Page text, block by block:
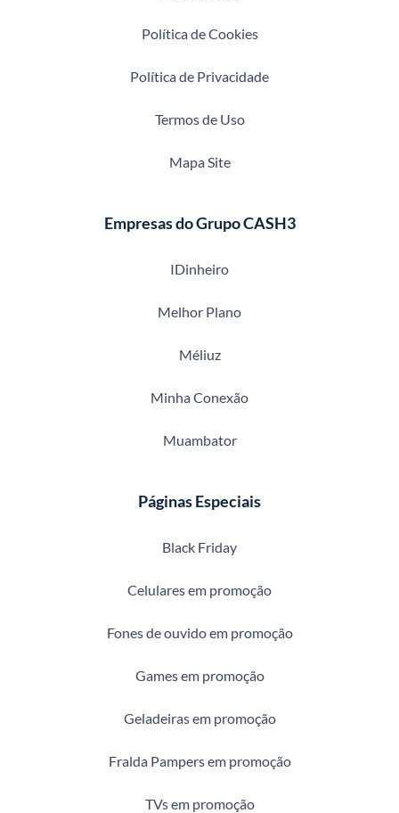
Política de Cookies
Política de Privacidade
Termos de Uso
Mapa Site
Empresas do Grupo CASH3
IDinheiro
Melhor Plano
Méliuz
Minha Conexão
Muambator
Páginas Especiais
Black Friday
Celulares em promoção
Fones de ouvido em promoção
Games em promoção
Geladeiras em promoção
Fralda Pampers em promoção
TVs em promoção